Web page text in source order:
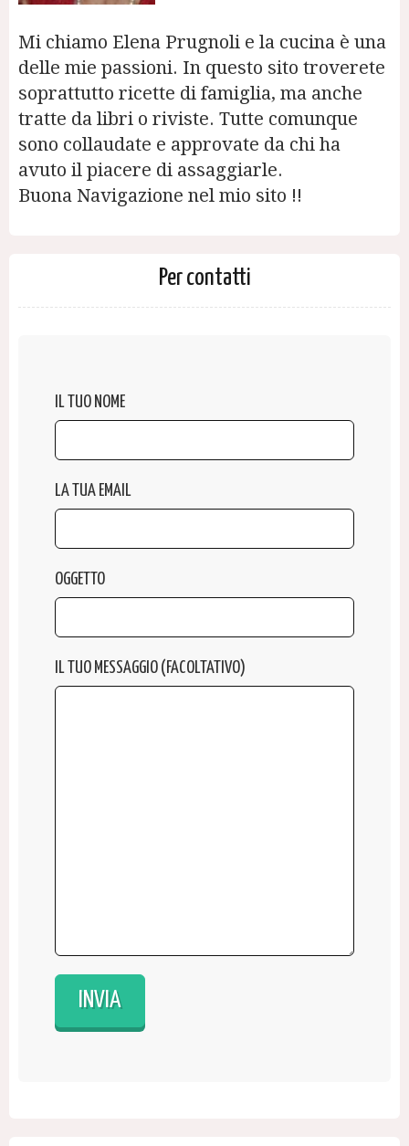
Mi chiamo Elena Prugnoli e la cucina è una
delle mie passioni. In questo sito troverete
soprattutto ricette di famiglia, ma anche
tratte da libri o riviste. Tutte comunque
sono collaudate e approvate da chi ha
avuto il piacere di assaggiarle.
Buona Navigazione nel mio sito !!
Per contatti
IL TUO NOME
LA TUA EMAIL
OGGETTO
IL TUO MESSAGGIO (FACOLTATIVO)